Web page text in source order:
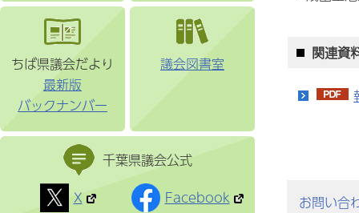
ちば県議会だより
最新版
バックナンバー
議会図書室
千葉県議会公式
X
Facebook
関連資
お問い合